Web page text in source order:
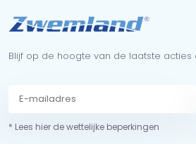
Blijf op de hoogte van de laatste acties
* Lees hier de wettelijke beperkingen